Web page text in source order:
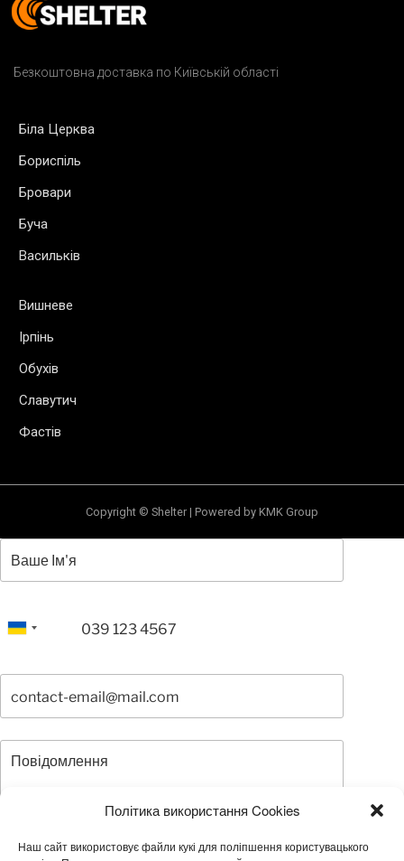
Політика використання Cookies
Наш сайт використовує файли кукі для поліпшення користувацького
Безкоштовна доставка по Київській області
Біла Церква
Бориспіль
Бровари
Буча
Васильків
Вишневе
Ірпінь
Обухів
Славутич
Фастів
Copyright © Shelter | Powered by KMK Group